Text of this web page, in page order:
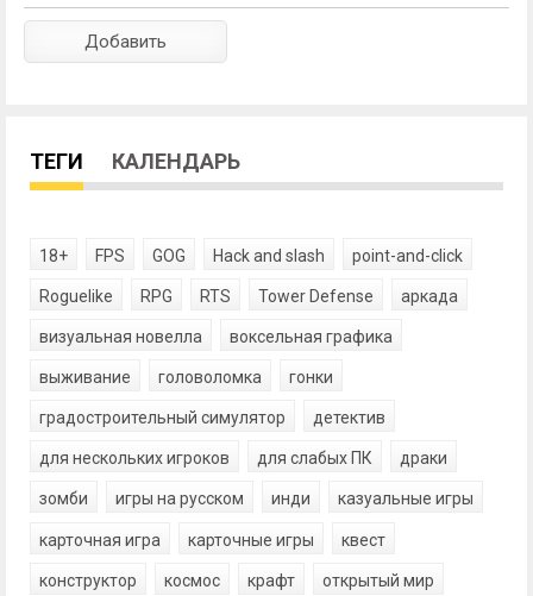
ТЕГИ КАЛЕНДАРЬ
18+ FPS GOG Hack and slash point-and-click
Roguelike RPG RTS Tower Defense аркада
визуальная новелла воксельная графика
выживание головоломка гонки
градостроительный симулятор детектив
для нескольких игроков для слабых ПК драки
зомби игры на русском инди казуальные игры
карточная игра карточные игры квест
конструктор космос крафт открытый мир